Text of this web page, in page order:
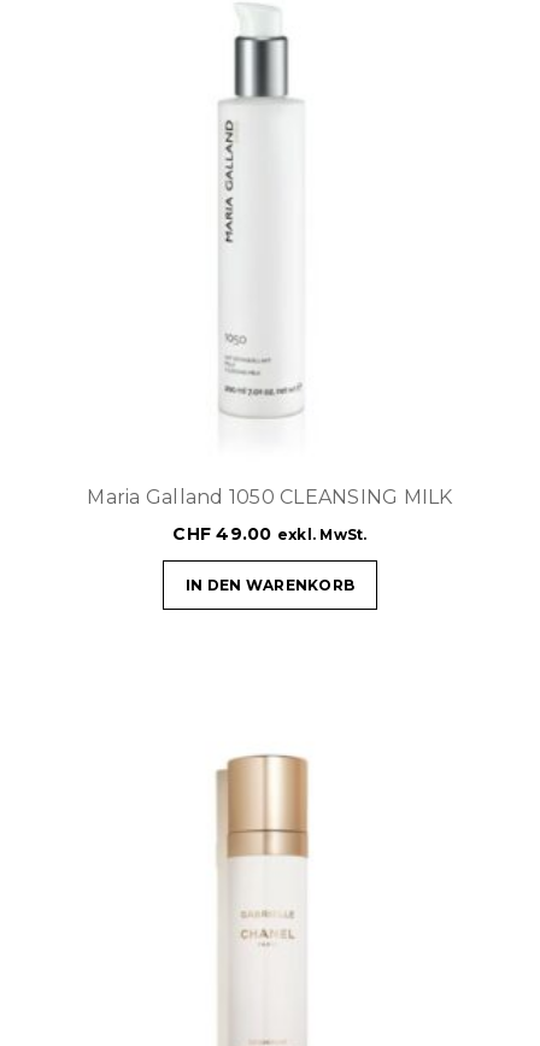
Maria Galland 1050 CLEANSING MILK
CHF 49.00 exkl. MwSt.
IN DEN WARENKORB